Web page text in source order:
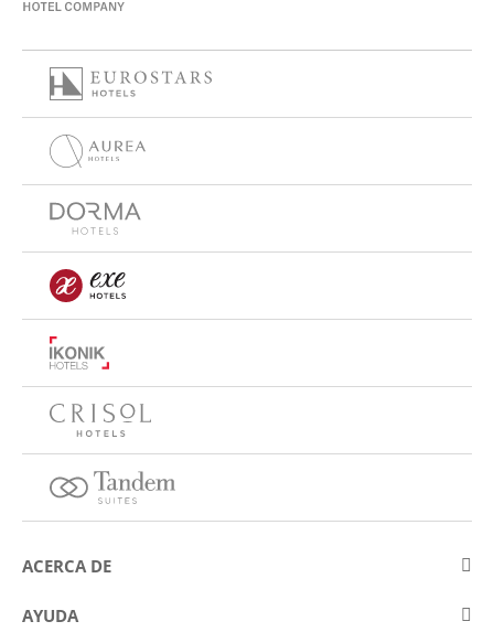
ACERCA DE
Sobre Eurostars Hotel Company
AYUDA